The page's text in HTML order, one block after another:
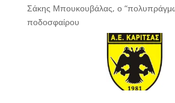
Σάκης Μπουκουβάλας, ο
ποδοσφαίρου